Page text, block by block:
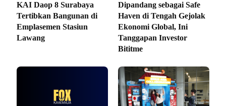
KAI Daop 8 Surabaya
Tertibkan Bangunan di
Emplasemen Stasiun
Lawang
Dipandang sebagai Safe
Haven di Tengah Gejolak
Ekonomi Global, Ini
Tanggapan Investor
Bititme